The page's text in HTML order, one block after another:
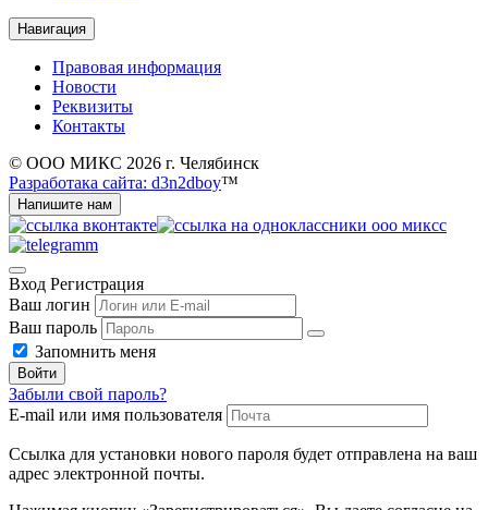
Навигация
Правовая информация
Новости
Реквизиты
Контакты
© ООО МИКС 2026 г. Челябинск
Разработака сайта: d3n2dboy™
Напишите нам
Вход Регистрация
Ваш логин
Ваш пароль
Запомнить меня
Войти
Забыли свой пароль?
E-mail или имя пользователя
Ссылка для установки нового пароля будет отправлена ​​на ваш
адрес электронной почты.